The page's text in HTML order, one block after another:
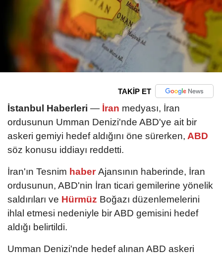
TAKİP ET
İstanbul Haberleri — İran medyası, İran
ordusunun Umman Denizi'nde ABD'ye ait bir
askeri gemiyi hedef aldığını öne sürerken, ABD
söz konusu iddiayı reddetti.
İran'ın Tesnim haberAjansının haberinde, İran
ordusunun, ABD'nin İran ticari gemilerine yönelik
saldırıları ve Hürmüz Boğazı düzenlemelerini
ihlal etmesi nedeniyle bir ABD gemisini hedef
aldığı belirtildi.
Umman Denizi'nde hedef alınan ABD askeri